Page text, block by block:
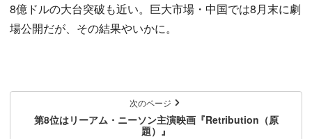
8億ドルの大台突破も近い。巨大市場・中国では8月末に劇
場公開だが、その結果やいかに。
次のページ
第8位はリーアム・ニーソン主演映画『Retribution（原
題）』